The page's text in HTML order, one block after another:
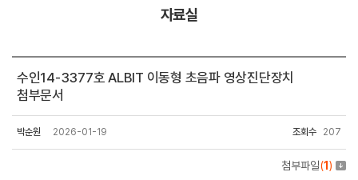
자료실
수인14-3377호 ALBIT 이동형 초음파 영상진단장치
첨부문서
박순원 2026-01-19 조회수 207
첨부파일(1 )